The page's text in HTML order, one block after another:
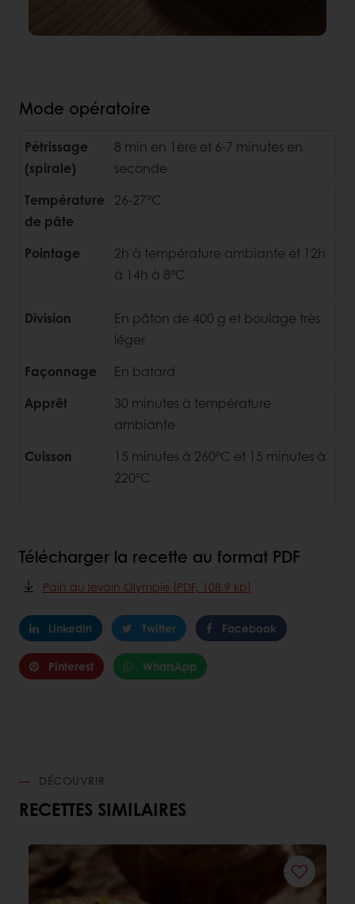
Mode opératoire
Pétrissage
(spirale)
8 min en 1ère et 6-7 minutes en
seconde
Température
de pâte
26-27°C
Pointage
2h à température ambiante et 12h
à 14h à 8°C
Division
En pâton de 400 g et boulage très
léger
Façonnage
En batard
Apprêt
30 minutes à température
ambiante
Cuisson
15 minutes à 260°C et 15 minutes à
220°C
Télécharger la recette au format PDF
Pain au levain Olympie (PDF, 108.9 kb)
LinkedIn Twitter Facebook
Pinterest WhatsApp
DÉCOUVRIR
RECETTES SIMILAIRES